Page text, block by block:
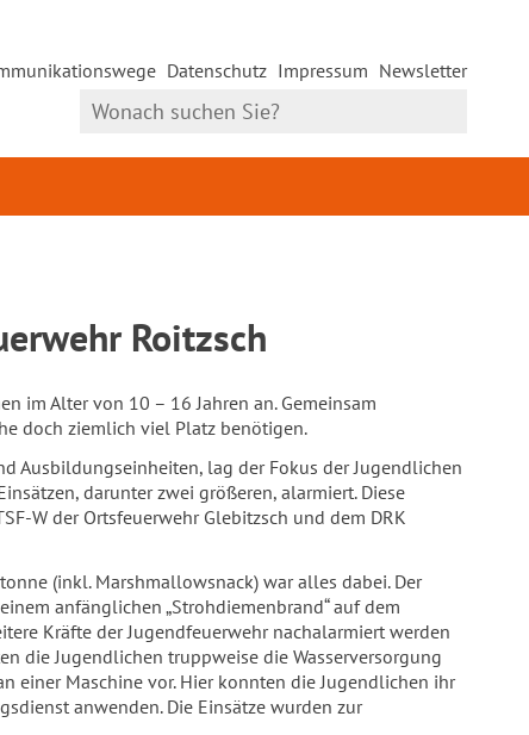
Datenschutz Impressum Newsletter
Roitzsch
im Alter von 10 – 16 Jahren an. Gemeinsam
doch ziemlich viel Platz benötigen.
Ausbildungseinheiten, lag der Fokus der Jugendlichen
darunter zwei größeren, alarmiert. Diese
W der Ortsfeuerwehr Glebitzsch und dem DRK
(inkl. Marshmallowsnack) war alles dabei. Der
anfänglichen „Strohdiemenbrand“ auf dem
Kräfte der Jugendfeuerwehr nachalarmiert werden
die Jugendlichen truppweise die Wasserversorgung
einer Maschine vor. Hier konnten die Jugendlichen ihr
anwenden. Die Einsätze wurden zur